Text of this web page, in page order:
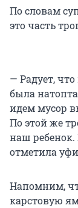
По словам
это часть
— Радует,
была
идем мусор
По этой же
наш
отметила
Напомним,
карстовую